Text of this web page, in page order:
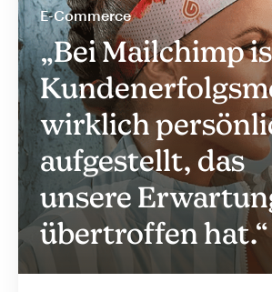
E-Commerce
„Bei Mailchimp
wirklich
aufgestellt, das
unsere
übertroffen hat.“